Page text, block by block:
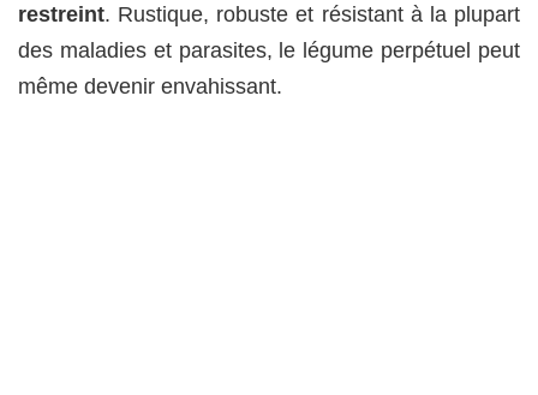
restreint. Rustique, robuste et résistant à la plupart
des maladies et parasites, le légume perpétuel peut
même devenir envahissant.